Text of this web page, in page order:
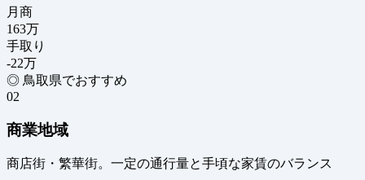
月商
163万
手取り
-22万
◎ 鳥取県でおすすめ
02
商業地域
商店街・繁華街。一定の通行量と手頃な家賃のバランス